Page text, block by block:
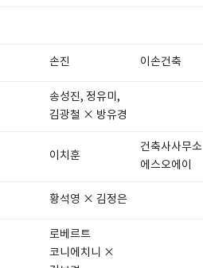
손진 이손건축
송성진, 정유미,
김광철 × 방유경
이치훈
건축사사무소
에스오에이
황석영 × 김정은
로베르트
코니에치니 ×